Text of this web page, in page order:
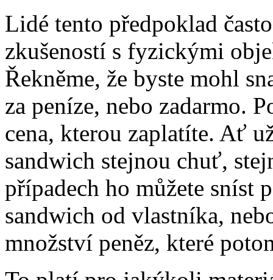
Lidé tento předpoklad
zkušeností s fyzickými
Řekněme, že byste mohl
za peníze, nebo zadarmo.
cena, kterou zaplatíte. Ať
sandwich stejnou chuť,
případech ho můžete sníst
sandwich od vlastníka,
množství peněz, které